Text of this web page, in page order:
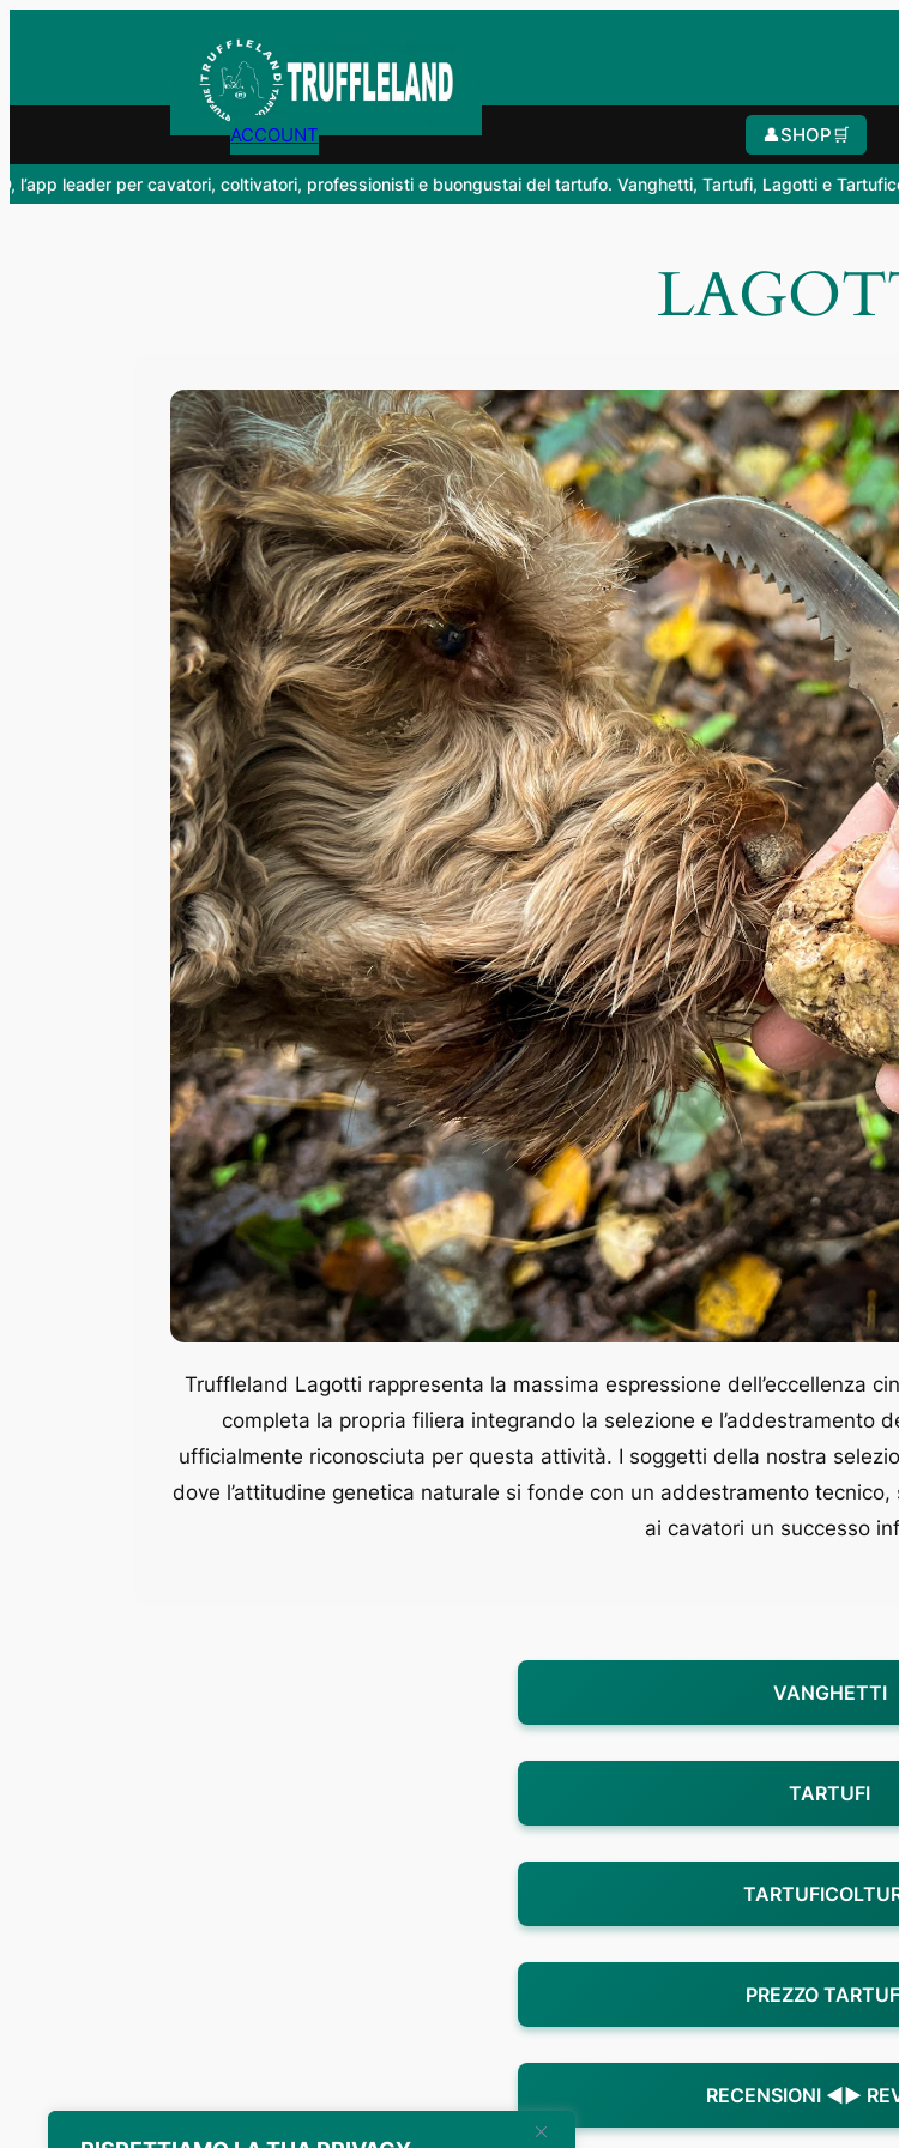
ACCOUNT 👤SHOP🛒
l’app leader per cavatori, coltivatori, professionisti e buongustai del tartufo. Vanghetti, Tartufi, Lagotti e
Truffleland Lagotti rappresenta la massima espressione dell’eccellenza
completa la propria filiera integrando la selezione e l’addestramento
ufficialmente riconosciuta per questa attività. I soggetti della nostra
dove l’attitudine genetica naturale si fonde con un addestramento
ai cavatori un successo
VANGHETTI
TARTUFI
PREZZO
RECENSIONI ◄►